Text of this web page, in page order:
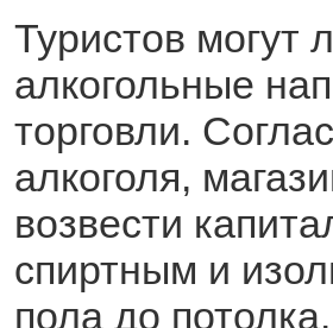
Туристов могут
алкогольные
торговли.
алкоголя,
возвести
спиртным и
пола до